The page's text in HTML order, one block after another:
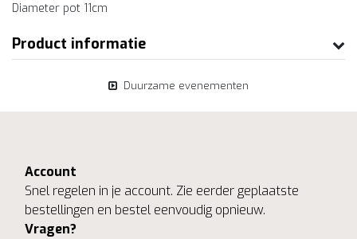
Diameter pot 11cm
Product informatie
Duurzame evenementen
Account
Snel regelen in je account. Zie eerder geplaatste
bestellingen en bestel eenvoudig opnieuw.
Vragen?